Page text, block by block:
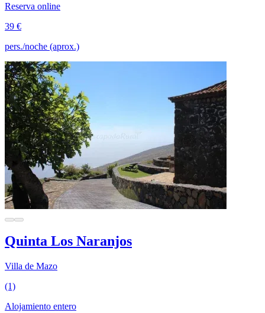
Reserva online
39 €
pers./noche (aprox.)
Quinta Los Naranjos
Villa de Mazo
(1)
Alojamiento entero